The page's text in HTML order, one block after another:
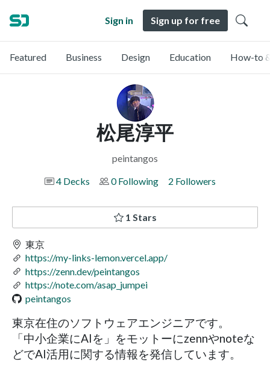
Sign in Sign up for free
Featured Business Design Education How-to
松尾淳平
peintangos
4 Decks
0 Following 2 Followers
1 Stars
東京
https://my-links-lemon.vercel.app/
https://zenn.dev/peintangos
https://note.com/asap_jumpei
peintangos
東京在住のソフトウェアエンジニアです。
「中小企業にAIを」をモットーにzennやnoteな
どでAI活用に関する情報を発信しています。